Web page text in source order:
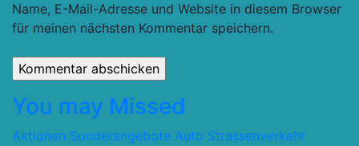
Name, E-Mail-Adresse und Website in diesem Browser
für meinen nächsten Kommentar speichern.
You may Missed
Aktionen Sonderangebote Auto Strassenverkehr